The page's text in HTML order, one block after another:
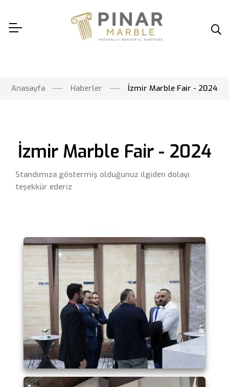
Anasayfa Haberler İzmir Marble Fair - 2024
İzmir Marble Fair - 2024
Standımıza göstermiş olduğunuz ilgiden dolayı
teşekkür ederiz